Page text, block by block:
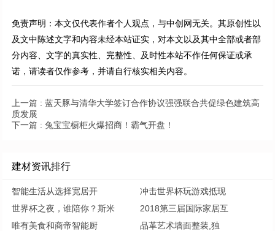
免责声明：本文仅代表作者个人观点，与中创网无关。其原创性以
及文中陈述文字和内容未经本站证实，对本文以及其中全部或者部
分内容、文字的真实性、完整性、及时性本站不作任何保证或承
诺，请读者仅作参考，并请自行核实相关内容。
上一篇 : 蓝天豚与清华大学签订合作协议强强联合共促绿色建筑高
质发展
下一篇 : 兔宝宝橱柜火爆招商！霸气开盘！
建材资讯排行
智能生活从选择宽居开
冲击世界杯玩游戏抵现
世界杯之夜，谁陪你？斯米
2018第三届国际家居互
唯有美食和商帝智能厨
品革艺术墙面整装,独